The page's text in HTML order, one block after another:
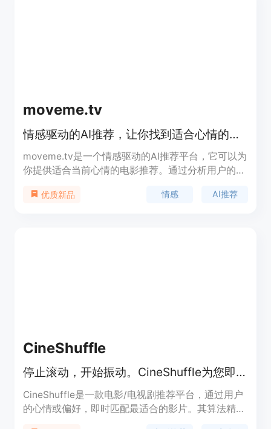
moveme.tv
情感驱动的AI推荐，让你找到适合心情的电影
moveme.tv是一个情感驱动的AI推荐平台，它可以为
你提供适合当前心情的电影推荐。通过分析用户的情
媒体平台的免费推荐电影。它不需要下载任何应用程
优质新品 情感 AI推荐
CineShuffle
停止滚动，开始振动。CineShuffle为您即时提供完美的电影推荐。
CineShuffle是一款电影/电视剧推荐平台，通过用户
的心情或偏好，即时匹配最适合的影片。其算法精准